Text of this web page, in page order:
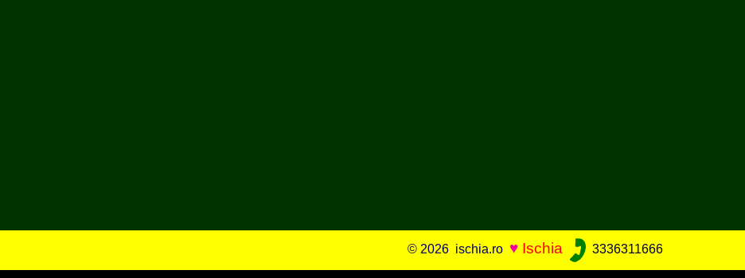
© 2026 ischia.ro ♥ Ischia 3336311666